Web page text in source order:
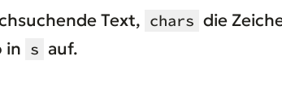
Text, chars die
in s auf.